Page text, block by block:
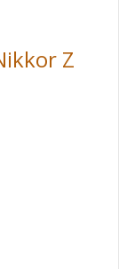
Z